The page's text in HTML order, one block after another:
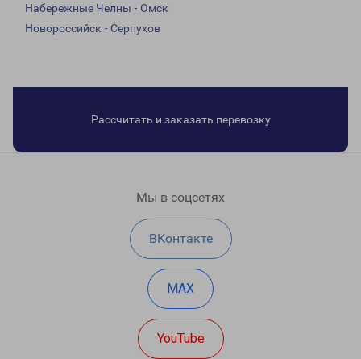
Набережные Челны - Омск
Новороссийск - Серпухов
Рассчитать и заказать перевозку
Мы в соцсетях
ВКонтакте
MAX
YouTube